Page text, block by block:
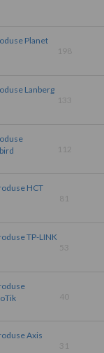
198
133
112
81
53
40
31